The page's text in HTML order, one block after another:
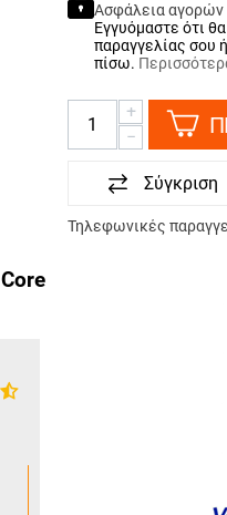
Ασφάλεια αγορών
Εγγυόμαστε ότι
παραγγελίας σου
πίσω.
+
−
Σύγκριση
Τηλεφωνικές